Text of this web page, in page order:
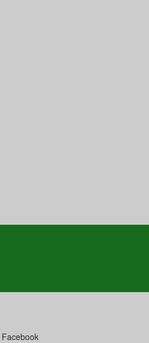
Facebook